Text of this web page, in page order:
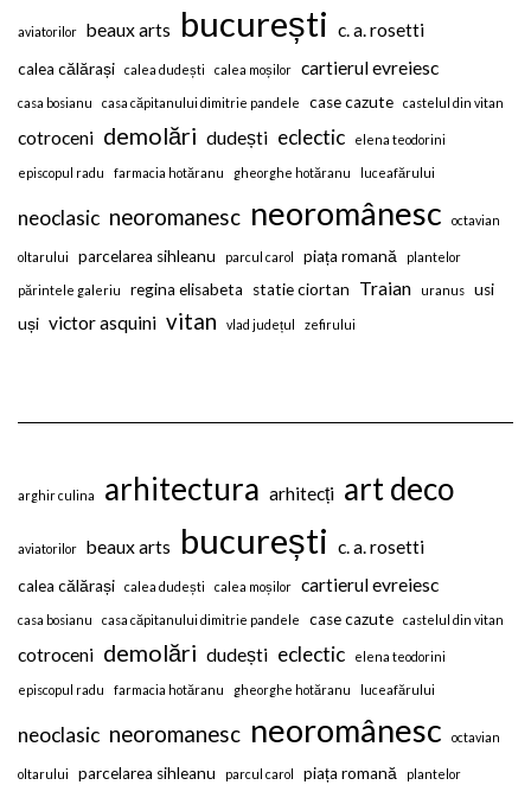
aviatorilor beaux arts bucurești c. a. rosetti
calea călărași calea dudești calea moșilor cartierul evreiesc
casa bosianu casa căpitanului dimitrie pandele case cazute castelul din vitan
cotroceni demolări dudești eclectic elena teodorini
episcopul radu farmacia hotăranu gheorghe hotăranu luceafărului
neoclasic neoromanesc neoromânesc octavian
oltarului parcelarea sihleanu parcul carol piața romană plantelor
părintele galeriu regina elisabeta statie ciortan Traian uranus
usi
uși victor asquini vitan vlad județul zefirului
arghir culina arhitectura arhitecți art deco
aviatorilor beaux arts bucurești c. a. rosetti
calea călărași calea dudești calea moșilor cartierul evreiesc
casa bosianu casa căpitanului dimitrie pandele case cazute castelul din vitan
cotroceni demolări dudești eclectic elena teodorini
episcopul radu farmacia hotăranu gheorghe hotăranu luceafărului
neoclasic neoromanesc neoromânesc octavian
oltarului parcelarea sihleanu parcul carol piața romană plantelor